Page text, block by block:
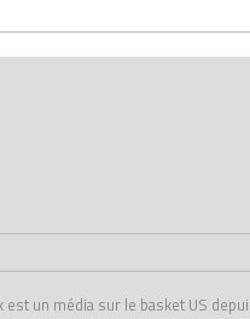
est un média sur le basket US